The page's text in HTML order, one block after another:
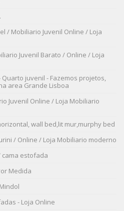
/ Mobiliario Juvenil Online / Loja
Juvenil Barato / Online / Loja
Quarto juvenil - Fazemos projetos,
area Grande Lisboa
Juvenil Online / Loja Mobiliario
wall bed,lit mur,murphy bed
/ Online / Loja Mobiliario moderno
cama estofada
Medida
- Loja Online